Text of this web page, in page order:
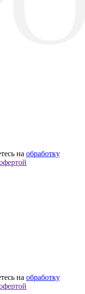
на обработку
на обработку